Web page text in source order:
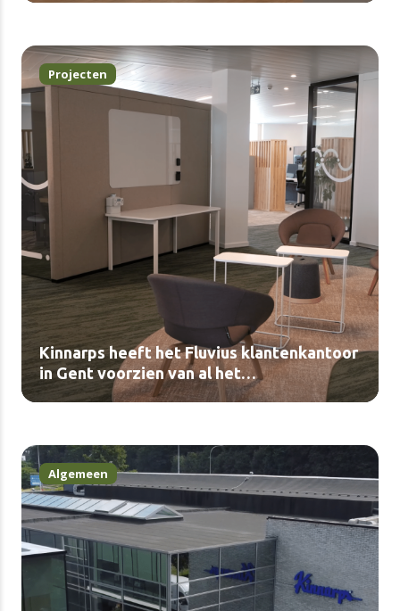
Projecten
Kinnarps heeft het Fluvius klantenkantoor
in Gent voorzien van al het
kantoormeubilair (video)
Algemeen